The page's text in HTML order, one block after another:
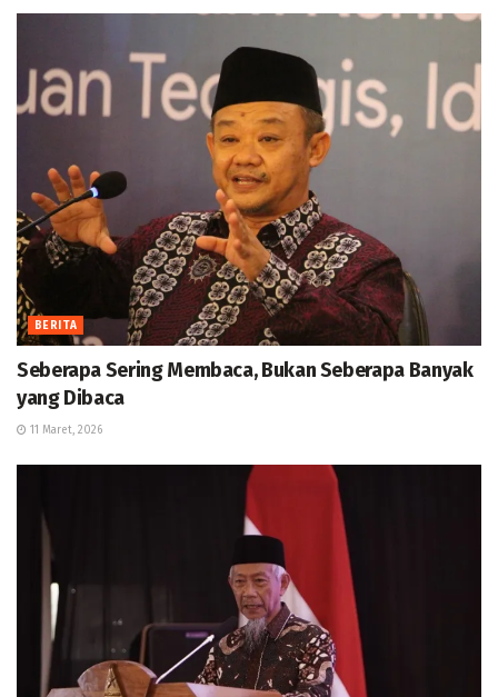
BERITA
Seberapa Sering Membaca, Bukan Seberapa Banyak
yang Dibaca
11 Maret, 2026